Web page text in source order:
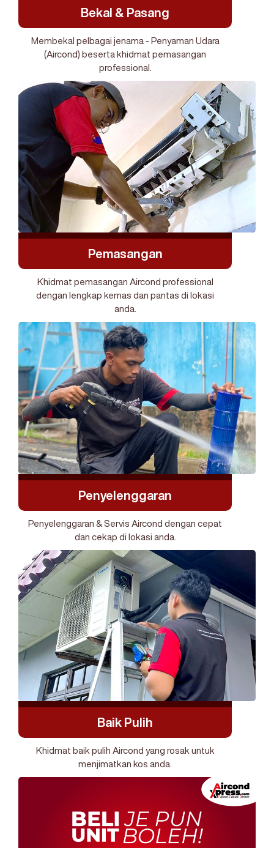
Bekal & Pasang
Membekal pelbagai jenama - Penyaman Udara
(Aircond) beserta khidmat pemasangan
professional.
Pemasangan
Khidmat pemasangan Aircond professional
dengan lengkap kemas dan pantas di lokasi
anda.
Penyelenggaran
Penyelenggaran & Servis Aircond dengan cepat
dan cekap di lokasi anda.
Baik Pulih
Khidmat baik pulih Aircond yang rosak untuk
menjimatkan kos anda.